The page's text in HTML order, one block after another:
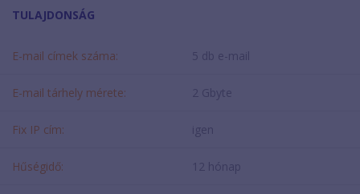
TULAJDONSÁG
E-mail címek száma: 5 db e-mail
E-mail tárhely mérete: 2 Gbyte
Fix IP cím: igen
Hűségidő: 12 hónap